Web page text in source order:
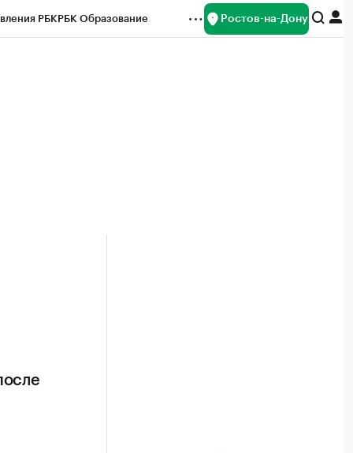
РБКРБК Образование Ростов-на-Дону